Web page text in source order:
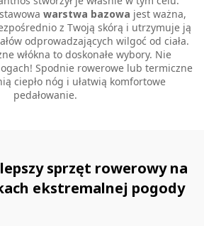
warstwa bazowa jest ważna,
z Twoją skórą i utrzymuje ją
odprowadzających wilgoć od ciała.
włókna to doskonałe wybory. Nie
Spodnie rowerowe lub termiczne
ciepło nóg i ułatwią komfortowe
pedałowanie.
sprzęt rowerowy na
ekstremalnej pogody